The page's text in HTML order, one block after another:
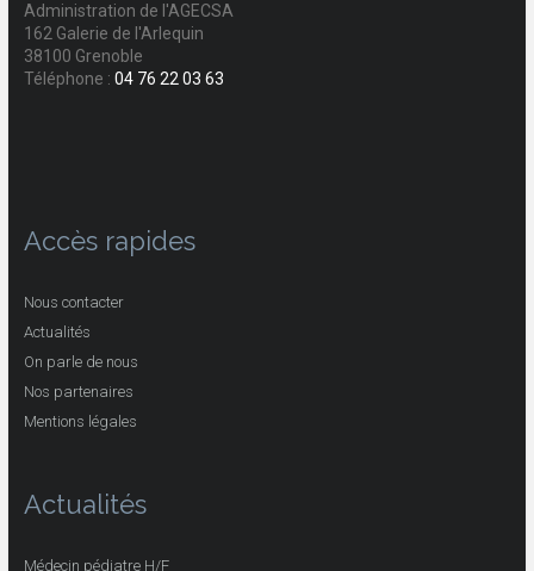
Administration de l'AGECSA
162 Galerie de l'Arlequin
38100 Grenoble
Téléphone : 04 76 22 03 63
Accès rapides
Nous contacter
Actualités
On parle de nous
Nos partenaires
Mentions légales
Actualités
Médecin pédiatre H/F